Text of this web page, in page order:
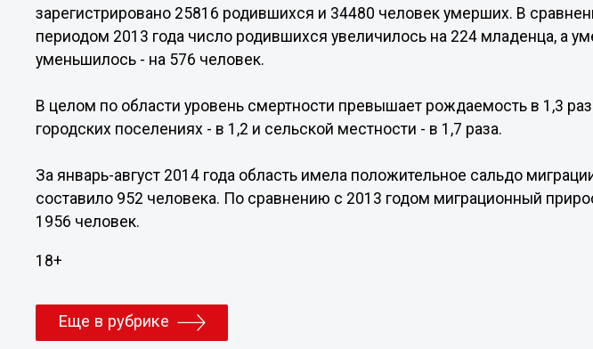
зарегистрировано 25816 родившихся и 34480 человек умерших. В
периодом 2013 года число родившихся увеличилось на 224 младенца, а
уменьшилось - на 576 человек.
В целом по области уровень смертности превышает рождаемость в 1,3
городских поселениях - в 1,2 и сельской местности - в 1,7 раза.
За январь-август 2014 года область имела положительное сальдо
составило 952 человека. По сравнению с 2013 годом миграционный
1956 человек.
18+
Еще в рубрике